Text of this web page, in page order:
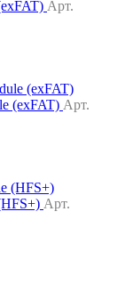
Арт.
(exFAT) Арт.
Арт.